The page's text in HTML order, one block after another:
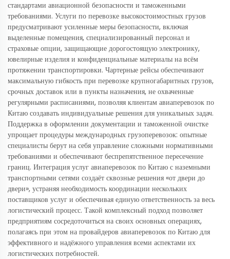
стандартами авиационной безопасности и таможенными
требованиями. Услуги по перевозке высокостоимостных грузов
предусматривают усиленные меры безопасности, включая
выделенные помещения, специализированный персонал и
страховые опции, защищающие дорогостоящую электронику,
ювелирные изделия и конфиденциальные материалы на всём
протяжении транспортировки. Чартерные рейсы обеспечивают
максимальную гибкость при перевозке крупногабаритных грузов,
срочных доставок или в пункты назначения, не охваченные
регулярными расписаниями, позволяя клиентам авиаперевозок по
Китаю создавать индивидуальные решения для уникальных задач.
Поддержка в оформлении документации и таможенной очистке
упрощает процедуры международных грузоперевозок: опытные
специалисты берут на себя управление сложными нормативными
требованиями и обеспечивают беспрепятственное пересечение
границ. Интеграция услуг авиаперевозок по Китаю с наземными
транспортными сетями создаёт сквозные решения «от двери до
двери», устраняя необходимость координации нескольких
поставщиков услуг и обеспечивая единую ответственность за весь
логистический процесс. Такой комплексный подход позволяет
предприятиям сосредоточиться на своих основных операциях,
полагаясь при этом на провайдеров авиаперевозок по Китаю для
эффективного и надёжного управления всеми аспектами их
логистических потребностей.